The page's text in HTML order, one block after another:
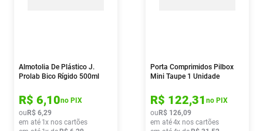
Almotolia De Plástico J.
Prolab Bico Rígido 500ml
R$ 6,10no PIX
ou R$ 6,29
em até 1x nos cartões
Porta Comprimidos Pilbox
Mini Taupe 1 Unidade
R$ 122,31 no PIX
ou R$ 126,09
em até4x nos cartões